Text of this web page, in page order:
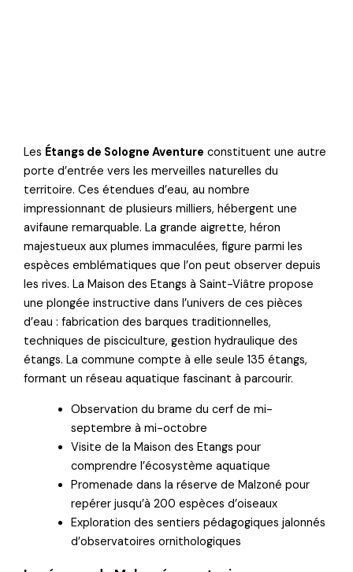
Les Étangs de Sologne Aventure constituent une autre
porte d’entrée vers les merveilles naturelles du
territoire. Ces étendues d’eau, au nombre
impressionnant de plusieurs milliers, hébergent une
avifaune remarquable. La grande aigrette, héron
majestueux aux plumes immaculées, figure parmi les
espèces emblématiques que l’on peut observer depuis
les rives. La Maison des Etangs à Saint-Viâtre propose
une plongée instructive dans l’univers de ces pièces
d’eau : fabrication des barques traditionnelles,
techniques de pisciculture, gestion hydraulique des
étangs. La commune compte à elle seule 135 étangs,
formant un réseau aquatique fascinant à parcourir.
Observation du brame du cerf de mi-
septembre à mi-octobre
Visite de la Maison des Etangs pour
comprendre l’écosystème aquatique
Promenade dans la réserve de Malzoné pour
repérer jusqu’à 200 espèces d’oiseaux
Exploration des sentiers pédagogiques jalonnés
d’observatoires ornithologiques